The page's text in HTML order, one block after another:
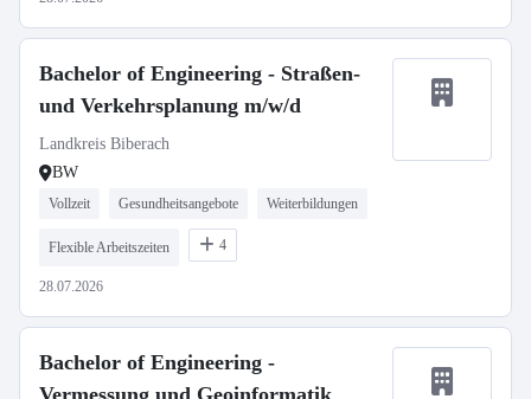
Bachelor of Engineering - Straßen-
und Verkehrsplanung m/w/d
Landkreis Biberach
BW
Vollzeit Gesundheitsangebote Weiterbildungen
Flexible Arbeitszeiten 4
28.07.2026
Bachelor of Engineering -
Vermessung und Geoinformatik